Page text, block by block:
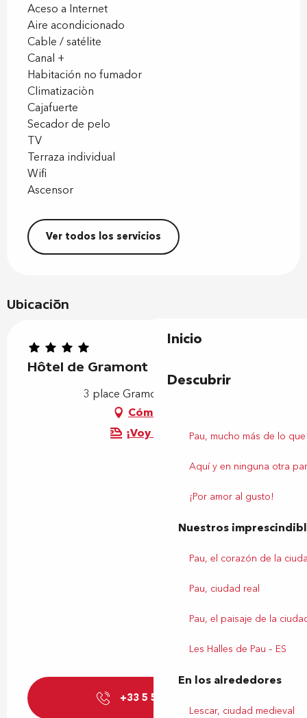
Inicio
Descubrir
Pau, mucho más de lo
Aquí y en ninguna otra
¡Por amor al gusto!
Nuestros
Pau, el corazón de la
Pau, ciudad real
Pau, el paisaje de la
Les Halles de Pau – ES
En los alrededores
Lescar, ciudad medieval
Aceso a Internet
Aire acondicionado
Cable / satélite
Canal +
Habitación no fumador
Climatizaciòn
Cajafuerte
Secador de pelo
TV
Terraza individual
Wifi
Ascensor
Ver todos los servicios
Ubicación
Hôtel de Gramont
3 place Gramont, 64000 Pau
Cómo llegar
¡Voy en tren!
+33 5 59 27 84